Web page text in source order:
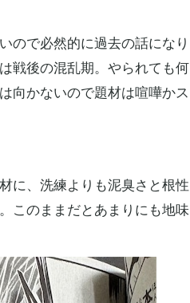
ので必然的に過去の話になり
戦後の混乱期。やられても何
向かないので題材は喧嘩かス
に、洗練よりも泥臭さと根性
このままだとあまりにも地味